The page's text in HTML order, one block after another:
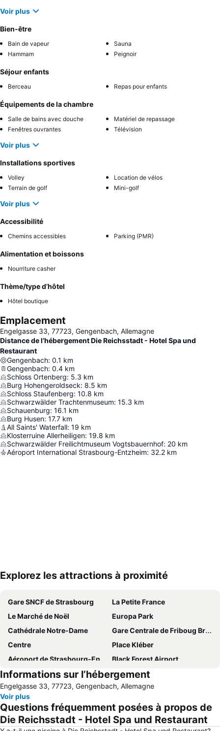
Voir plus
Bien-être
Bain de vapeur
Sauna
Hammam
Peignoir
Séjour enfants
Berceau Repas pour enfants
Équipements de la chambre
Salle de bains avec douche
Matériel de repassage
Fenêtres ouvrantes
Télévision
Voir plus
Installations sportives
Volley
Location de vélos
Terrain de golf
Mini-golf
Voir plus
Accessibilité
Chemins accessibles Parking (PMR)
Alimentation et boissons
Nourriture casher
Thème/type d’hôtel
Hôtel boutique
Emplacement
Engelgasse 33, 77723, Gengenbach, Allemagne
Distance de l’hébergement Die Reichsstadt - Hotel Spa und
Restaurant
Gengenbach: 0.1 km
Gengenbach: 0.4 km
Schloss Ortenberg: 5.3 km
Burg Hohengeroldseck: 8.5 km
Schloss Staufenberg: 10.8 km
Schwarzwälder Trachtenmuseum: 15.3 km
Schauenburg: 16.1 km
Burg Husen: 17.7 km
All Saints' Waterfall: 19 km
Klosterruine Allerheiligen: 19.8 km
Schwarzwälder Freilichtmuseum Vogtsbauernhof: 20 km
Aéroport International Strasbourg-Entzheim: 32.2 km
Explorez les attractions à proximité
Gare SNCF de Strasbourg
La Petite France
Le Marché de Noël
Europa Park
Cathédrale Notre-Dame
Gare Centrale de Friboug Breisgau
Centre
Place Kléber
Aéroport de Strasbourg-Entzheim
Black Forest Airport
Parc Naturel Sauvage de Mundenhof
Port Autonome de Strasbourg
Bourse - Esplanade - Krutenau
Station - Kléber
Parlement Européen
Au Soleil
Mont Sainte Odile
Neudorf - Schluthfeld - Port du Rhin - Musau
Informations sur l’hébergement
Engelgasse 33, 77723, Gengenbach, Allemagne
Voir plus
Questions fréquemment posées à propos de
Die Reichsstadt - Hotel Spa und Restaurant